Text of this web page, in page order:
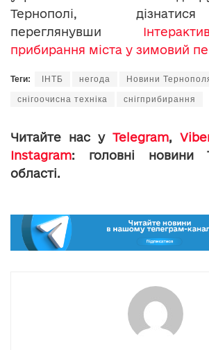
Тернополі,
переглянувши
прибирання міста у зимовий
Теги: ІНТБ негода Новини
снігоочисна техніка снігприбирання
Читайте нас у Telegram,
Instagram: головні новини
області.